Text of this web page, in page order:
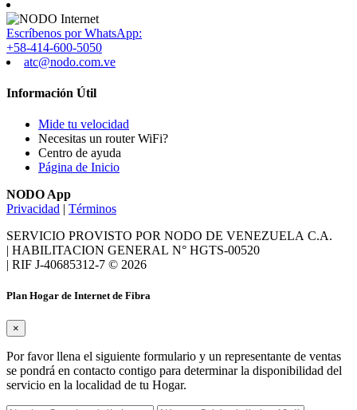
Escríbenos por WhatsApp:
+58-414-600-5050
atc@nodo.com.ve
Información Útil
Mide tu velocidad
Necesitas un router WiFi?
Centro de ayuda
Página de Inicio
NODO App
Privacidad | Términos
SERVICIO PROVISTO POR NODO DE VENEZUELA C.A.
| HABILITACION GENERAL N° HGTS‑00520
| RIF J‑40685312‑7 © 2026
Plan Hogar de Internet de Fibra
×
Por favor llena el siguiente formulario y un representante de ventas
se pondrá en contacto contigo para determinar la disponibilidad del
servicio en la localidad de tu Hogar.